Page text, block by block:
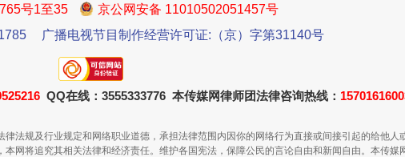
规模最大的光氢储一体化项目 走走走！国家喊你健
号1至35
京公网安备 11010502051457号
广播电视节目制作经营许可证:（京）字第31140号
QQ在线：3555333776 本传媒网律师团法律咨询热线：
法规及行业规定和网络职业道德，承担法律范围内因你的网络行为直接或间接引起的给他人
网将追究其相关法律和经济责任。维护各国宪法，保障公民的言论自由和新闻自由。本传媒